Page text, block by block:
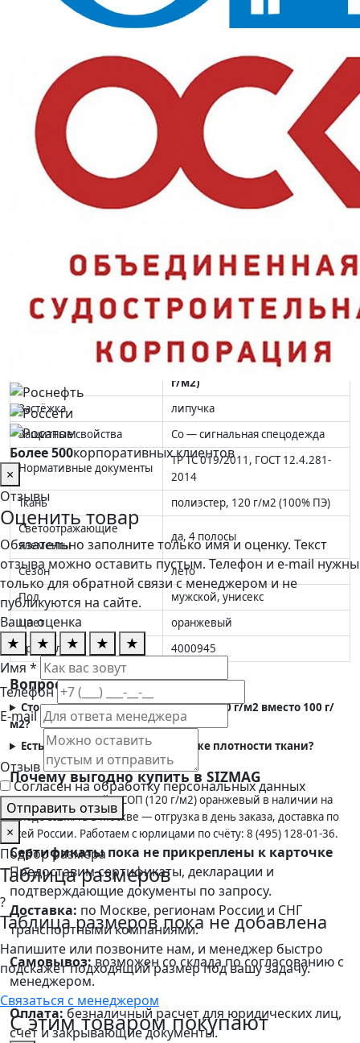
ТС 019/2011 и ГОСТ 12.4.281-2014 подтверждает сигнальный
Назначение и сферы применения
Ежедневная эксплуатация на стройплощадках, складах и
дорожных объектах с максимальными требованиями к
видимости и износостойкости, где лёгкая ткань 100 г/м2
быстрее протирается.
Ключевые преимущества
Плотная ткань:120 г/м2 держит форму дольше при
ежедневной эксплуатации, чем 100 г/м2;
Оранжевый цвет:хорошо заметен на разных фонах — от
асфальта до зелени;
12.4.281-2014.
Характеристики и стандарты
Жилет сигнальный 4 СОП (120
г/м2)
Застёжка
липучка
Защитные свойства
Со — сигнальная спецодежда
Нормативные документы
ТР ТС 019/2011, ГОСТ 12.4.281-
2014
Ткань
полиэстер, 120 г/м2 (100% ПЭ)
Светоотражающие
элементы
да, 4 полосы
Сезон
лето
Пол
мужской, унисекс
Цвет
оранжевый
Артикул
4000945
Вопросы и ответы
Стоит ли переплачивать за ткань 120 г/м2 вместо 100 г/
м2?
Есть ли жёлтая версия на этой же плотности ткани?
Почему выгодно купить в SIZMAG
Жилет сигнальный 4 СОП (120 г/м2) оранжевый в наличии на
складе SIZMAG в Москве — отгрузка в день заказа, доставка по
всей России. Работаем с юрлицами по счёту: 8 (495) 128-01-36.
Сертификаты пока не прикреплены к карточке
Предоставим сертификаты, декларации и
подтверждающие документы по запросу.
Доставка: по Москве, регионам России и СНГ
транспортными компаниями.
Самовывоз:возможен со склада по согласованию с
менеджером.
Оплата: безналичный расчет для юридических лиц,
счет и закрывающие документы.
Более 500корпоративных клиентов
×
Отзывы
Оценить товар
Обязательно заполните только имя и оценку. Текст
отзыва можно оставить пустым. Телефон и e-mail нужны
только для обратной связи с менеджером и не
публикуются на сайте.
Ваша оценка
★
★ ★ ★
★
Имя *
Телефон
E-mail
Отзыв
Согласен на обработку персональных данных
Отправить отзыв
×
Подбор размера
Таблица размеров
?
Таблица размеров пока не добавлена
Напишите или позвоните нам, и менеджер быстро
подскажет подходящий размер под вашу задачу.
Связаться с менеджером
С этим товаром покупают